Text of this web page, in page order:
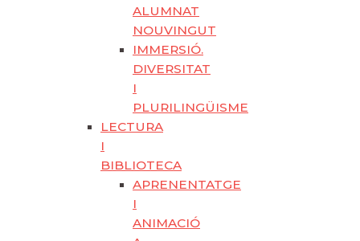
ALUMNAT
NOUVINGUT
IMMERSIÓ.
DIVERSITAT
I
PLURILINGÜISME
LECTURA
I
BIBLIOTECA
APRENENTATGE
I
ANIMACIÓ